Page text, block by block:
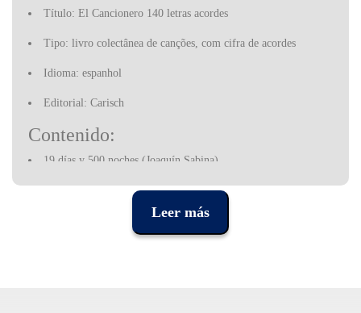
Título: El Cancionero 140 letras acordes
Tipo: livro colectânea de canções, com cifra de acordes
Idioma: espanhol
Editorial: Carisch
Contenido:
19 días y 500 noches (Joaquín Sabina)
Al alba (Luis Eduardo Aute)
Al calor del amor en un bar (Gabinete Caligari)
Leer más